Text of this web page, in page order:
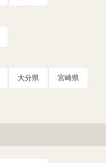
大分県 宮崎県